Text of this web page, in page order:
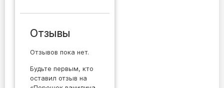
Отзывы
Отзывов пока нет.
Будьте первым, кто
оставил отзыв на